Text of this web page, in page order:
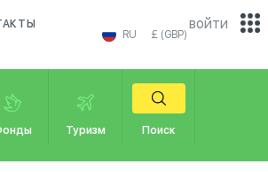
RU £ (GBP)
Туризм Поиск
войти